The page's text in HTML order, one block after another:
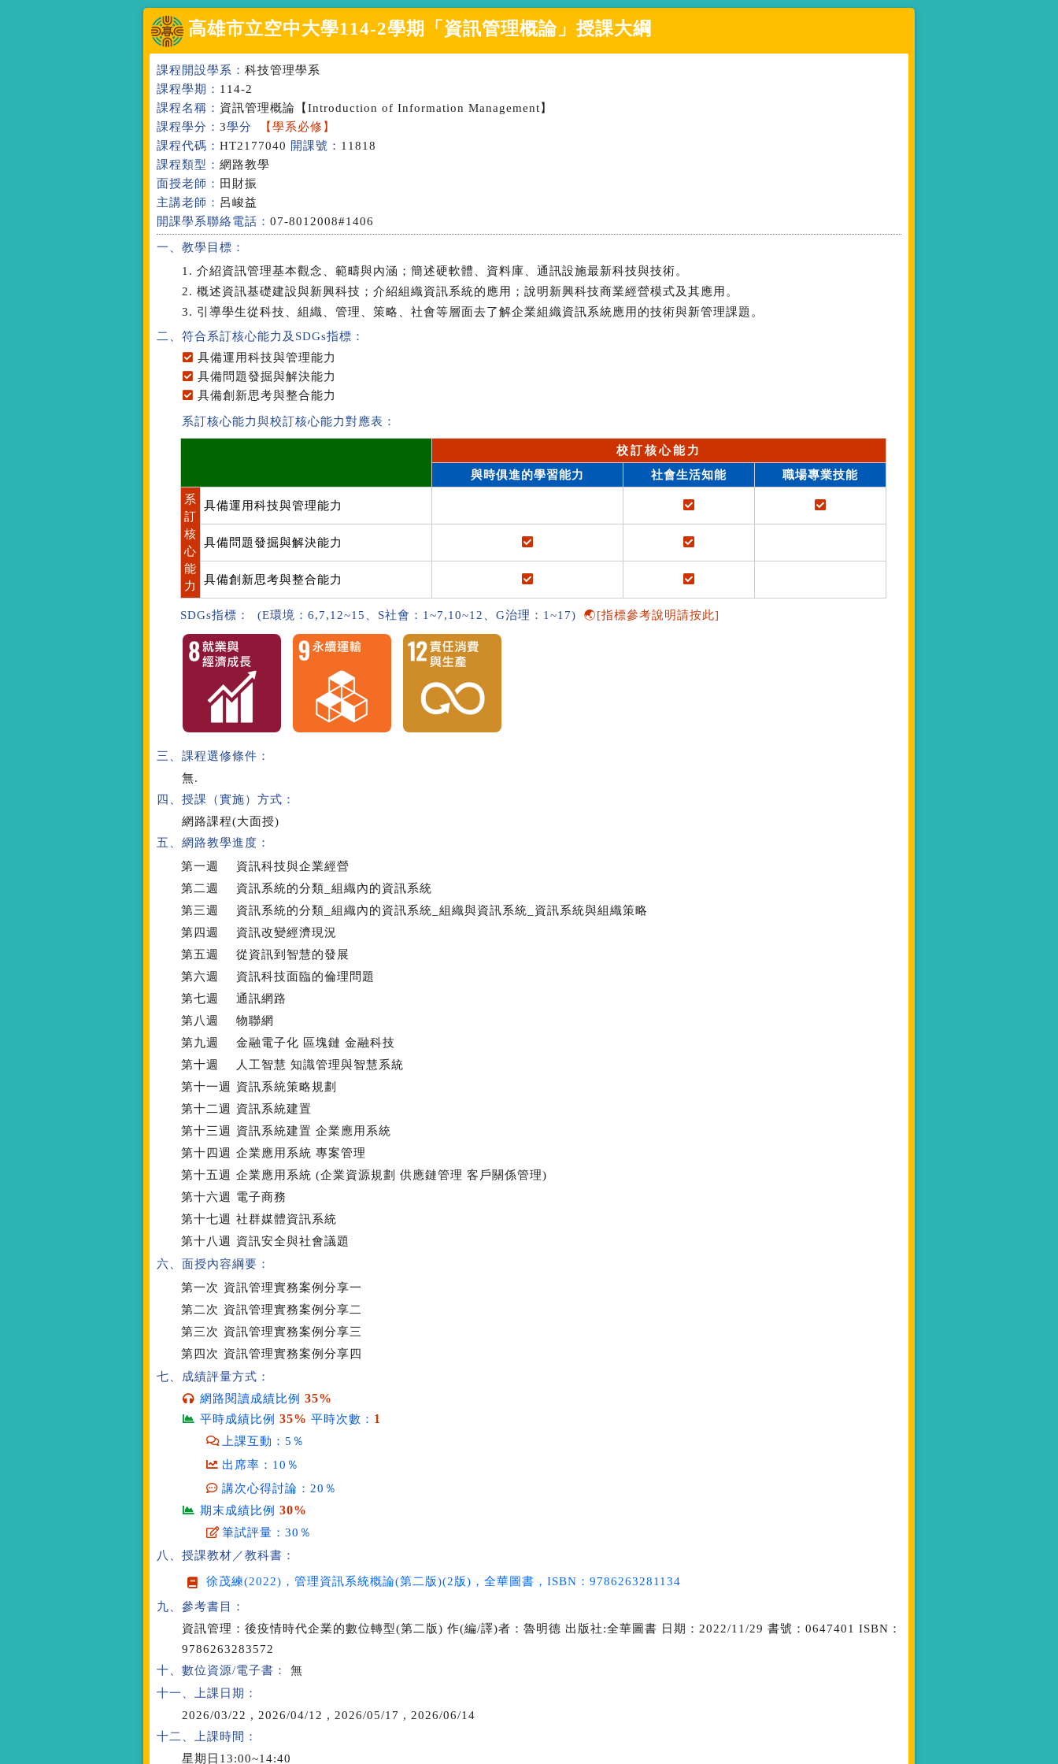
高雄市立空中大學114-2學期 「 資訊管理概論 」授課大綱
課程開設學系： 科技管理學系
課程學期： 114-2
課程名稱： 資訊管理概論 【Introduction of Information Management】
課程學分： 3學分
【學系必修】
課程代碼： HT2177040 開課號： 11818
課程類型： 網路教學
面授老師： 田財振
主講老師： 呂峻益
開課學系聯絡電話： 07-8012008#1406
一、教學目標：
1. 介紹資訊管理基本觀念、範疇與內涵；簡述硬軟體、資料庫、通訊設施最新科技與技術。
2. 概述資訊基礎建設與新興科技；介紹組織資訊系統的應用；說明新興科技商業經營模式及其應用。
3. 引導學生從科技、組織、管理、策略、社會等層面去了解企業組織資訊系統應用的技術與新管理課題。
二、符合系訂核心能力 及SDGs指標 ：
具備運用科技與管理能力
具備問題發掘與解決能力
具備創新思考與整合能力
系訂核心能力與校訂核心能力對應表：
校訂核心能力
與時俱進的學習能力
社會生活知能
職場專業技能
系
訂
核
心
能
力
具備運用科技與管理能力
具備問題發掘與解決能力
具備創新思考與整合能力
SDGs指標： (E環境：6,7,12~15、S社會：1~7,10~12、G治理：1~17) 🌏[指標參考說明請按此]
三、課程選修條件：
無.
四、授課（實施）方式：
網路課程(大面授)
五、網路教學進度：
第一週
資訊科技與企業經營
第二週
資訊系統的分類_組織內的資訊系統
第三週
資訊系統的分類_組織內的資訊系統_組織與資訊系統_資訊系統與組織策略
第四週
資訊改變經濟現況
第五週
從資訊到智慧的發展
第六週
資訊科技面臨的倫理問題
第七週
通訊網路
第八週
物聯網
第九週
金融電子化 區塊鏈 金融科技
第十週
人工智慧 知識管理與智慧系統
第十一週
資訊系統策略規劃
第十二週
資訊系統建置
第十三週
資訊系統建置 企業應用系統
第十四週
企業應用系統 專案管理
第十五週
企業應用系統 (企業資源規劃 供應鏈管理 客戶關係管理)
第十六週
電子商務
第十七週
社群媒體資訊系統
第十八週
資訊安全與社會議題
六、面授內容綱要：
第一次 資訊管理實務案例分享一
第二次 資訊管理實務案例分享二
第三次 資訊管理實務案例分享三
第四次 資訊管理實務案例分享四
七、成績評量方式：
網路閱讀成績比例35%
平時成績比例35% 平時次數： 1
上課互動：5％
出席率：10％
講次心得討論：20％
期末成績比例30%
筆試評量：30％
八、授課教材／教科書：
徐茂練(2022)， 管理資訊系統概論(第二版)(2版)，全華圖書，ISBN：9786263281134
九、參考書目：
資訊管理：後疫情時代企業的數位轉型(第二版) 作(編/譯)者：魯明德 出版社:全華圖書 日期：2022/11/29 書號：0647401 ISBN：
9786263283572
十、數位資源/電子書：
無
十一、上課日期：
2026/03/22 , 2026/04/12 , 2026/05/17 , 2026/06/14
十二、上課時間：
星期日13:00~14:40